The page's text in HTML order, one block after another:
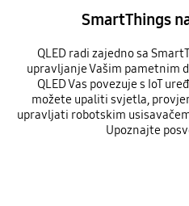
SmartThings
QLED radi zajedno sa
upravljanje Vašim pametnim
QLED Vas povezuje s IoT
možete upaliti svjetla,
upravljati robotskim
Upoznajte